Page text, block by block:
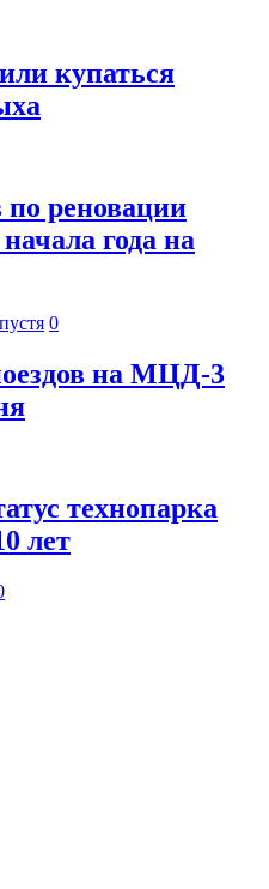
купаться
реновации
года на
0
на МЦД-3
технопарка
лет